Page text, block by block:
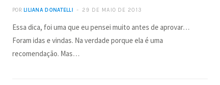
POR LILIANA DONATELLI 29 DE MAIO DE 2013
Essa dica, foi uma que eu pensei muito antes de aprovar…
Foram idas e vindas. Na verdade porque ela é uma
recomendação. Mas…